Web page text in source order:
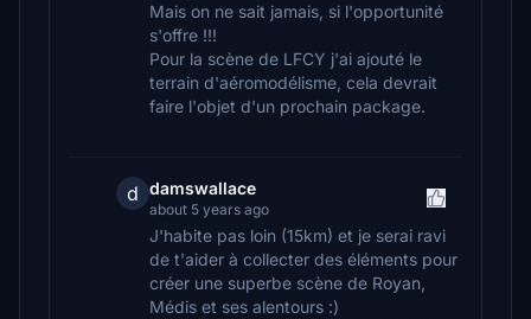
Mais on ne sait jamais, si l'opportunité
s'offre !!!
Pour la scène de LFCY j'ai ajouté le
terrain d'aéromodélisme, cela devrait
faire l'objet d'un prochain package.
d damswallace
about 5 years ago
J'habite pas loin (15km) et je serai ravi
de t'aider à collecter des éléments pour
créer une superbe scène de Royan,
Médis et ses alentours :)